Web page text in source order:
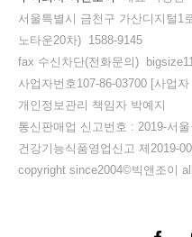
서울특별시 금천구 가산디지털1
노타운20차) 1588-9145
fax 수신차단(전화문의)
사업자번호107-86-03700 [사업
개인정보관리 책임자 박예지
통신판매업 신고번호 : 2019-서
건강기능식품영업신고 제2019-
copyright since2004©빅앤조이